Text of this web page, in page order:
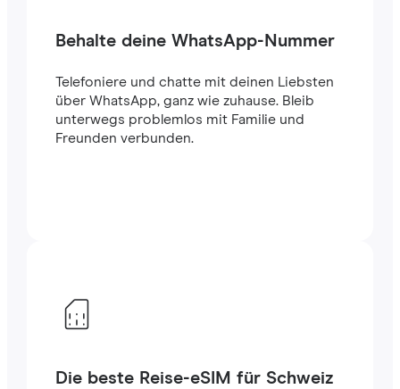
Behalte deine WhatsApp-Nummer
Telefoniere und chatte mit deinen Liebsten
über WhatsApp, ganz wie zuhause. Bleib
unterwegs problemlos mit Familie und
Freunden verbunden.
Die beste Reise-eSIM für Schweiz